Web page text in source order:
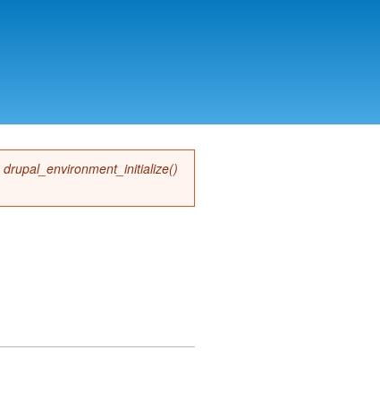
drupal_environment_initialize()